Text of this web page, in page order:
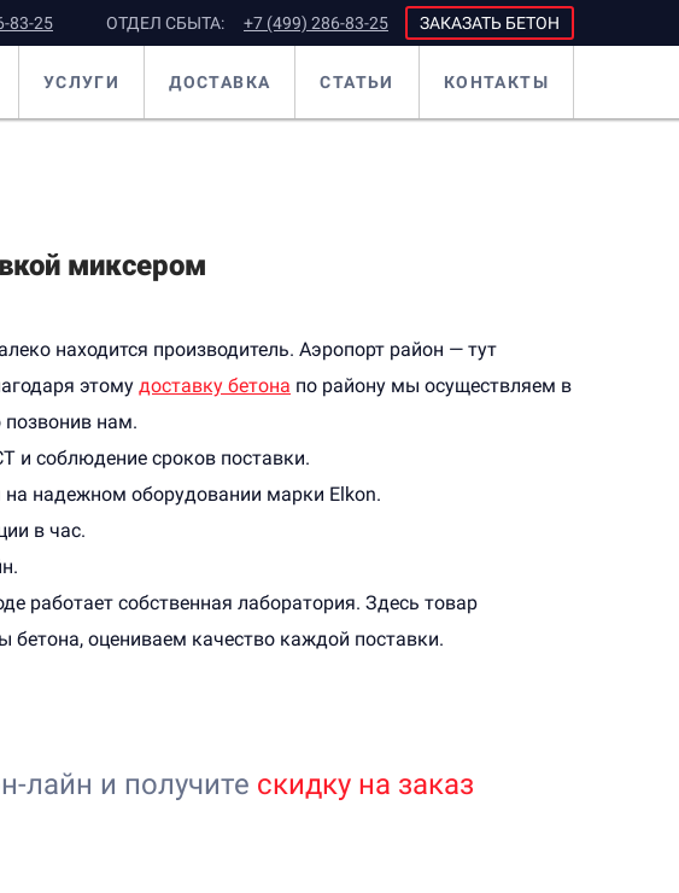
83-25 ОТДЕЛ СБЫТА: +7 (499) 286-83-25 ЗАКАЗАТЬ БЕТОН
УСЛУГИ ДОСТАВКА СТАТЬИ КОНТАКТЫ
миксером
находится производитель. Аэропорт район — тут
этому доставку бетона по району мы осуществляем в
позвонив нам.
и соблюдение сроков поставки.
на надежном оборудовании марки Elkon.
в час.
работает собственная лаборатория. Здесь товар
бетона, оцениваем качество каждой поставки.
лайн и получите скидку на заказ